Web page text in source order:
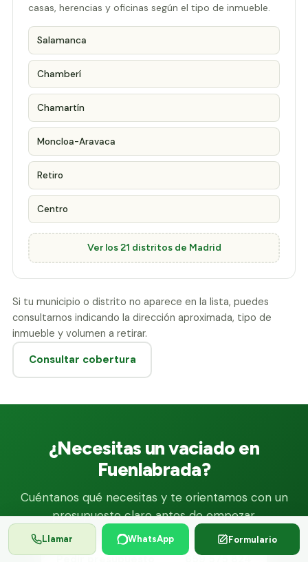
casas, herencias y oficinas según el tipo de inmueble.
Salamanca
Chamberí
Chamartín
Moncloa-Aravaca
Retiro
Centro
Ver los 21 distritos de Madrid
Si tu municipio o distrito no aparece en la lista, puedes
consultarnos indicando la dirección aproximada, tipo de
inmueble y volumen a retirar.
Consultar cobertura
¿Necesitas un vaciado en
Fuenlabrada?
Cuéntanos qué necesitas y te orientamos con un
presupuesto claro antes de empezar.
Pedir presupuesto 659 575 824
Llamar WhatsApp Formulario